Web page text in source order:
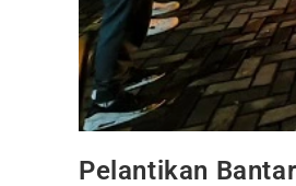
Pelantikan